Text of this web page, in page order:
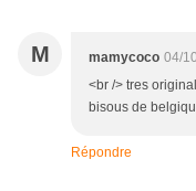
M mamycoco 04/
<br /> tres
bisous de
Répondre